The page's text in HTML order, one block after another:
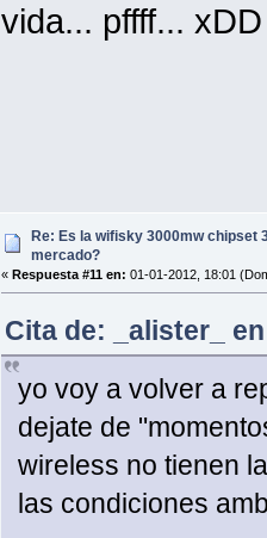
vida... pffff... xDD
Re: Es la wifisky 3000mw chipset
mercado?
« Respuesta #11 en: 01-01-2012, 18:01
Cita de: _alister_
yo voy a volver a
dejate de
wireless no tienen
las condiciones